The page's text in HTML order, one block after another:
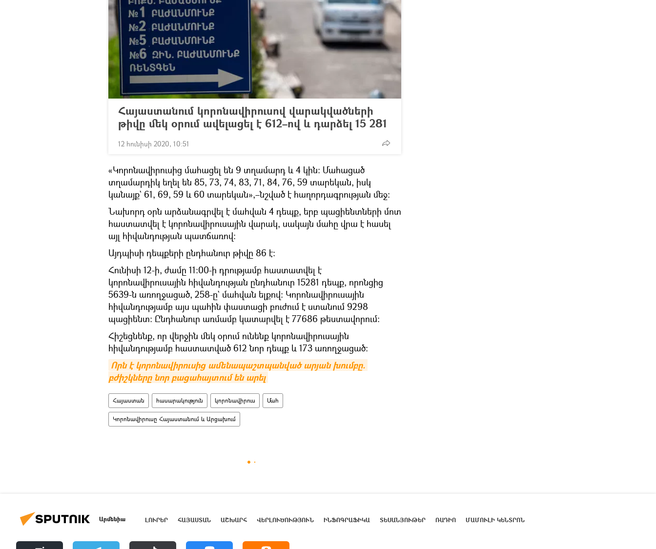
Հայաստանում կորոնավիրուսով վարակվածների
թիվը մեկ օրում ավելացել է 612–ով և դարձել 15 281
12 հունիսի 2020, 10:51
«Կորոնավիրուսից մահացել են 9 տղամարդ և 4 կին։ Մահացած
տղամարդիկ եղել են 85, 73, 74, 83, 71, 84, 76, 59 տարեկան, իսկ
կանայք` 61, 69, 59 և 60 տարեկան»,–նշված է հաղորդագրության մեջ։
Նախորդ օրն արձանագրվել է մահվան 4 դեպք, երբ պացիենտների մոտ
հաստատվել է կորոնավիրուսային վարակ, սակայն մահը վրա է հասել
այլ հիվանդության պատճառով:
Այդպիսի դեպքերի ընդհանուր թիվը 86 է:
Հունիսի 12-ի, ժամը 11:00-ի դրությամբ հաստատվել է
կորոնավիրուսային հիվանդության ընդհանուր 15281 դեպք, որոնցից
5639-ն առողջացած, 258-ը` մահվան ելքով: Կորոնավիրուսային
հիվանդությամբ այս պահին փաստացի բուժում է ստանում 9298
պացիենտ: Ընդհանուր առմամբ կատարվել է 77686 թեստավորում:
Հիշեցնենք, որ վերջին մեկ օրում ունենք կորոնավիրուսային
հիվանդությամբ հաստատված 612 նոր դեպք և 173 առողջացած։
Որն է կորոնավիրուսից ամենապաշտպանված արյան խումբը.
բժիշկները նոր բացահայտում են արել
Հայաստան հասարակություն կորոնավիրուս Մահ
Կորոնավիրուսը Հայաստանում և Արցախում
Արմենիա ԼՈՒՐԵՐ ՀԱՅԱՍՏԱՆ ԱՇԽԱՐՀ ՎԵՐԼՈՒԾՈՒԹՅՈՒՆ ԻՆՖՈԳՐԱՖԻԿԱ ՏԵՍԱՆՅՈՒԹԵՐ ՌԱԴԻՈ ՄԱՄՈՒԼԻ ԿԵՆՏՐՈՆ